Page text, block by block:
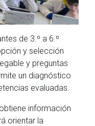
de 3.º a 6.º
y selección
y preguntas
un diagnóstico
evaluadas.
información
orientar la